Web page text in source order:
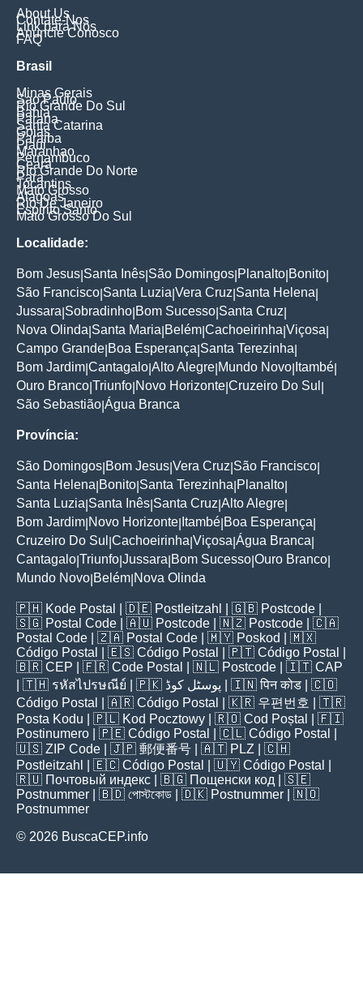
About Us
Contate-Nos
Link para Nós
Anuncie Conosco
FAQ
Brasil
Minas Gerais
Sao Paulo
Rio Grande Do Sul
Bahia
Parana
Santa Catarina
Goias
Paraiba
Piaui
Maranhao
Pernambuco
Ceara
Rio Grande Do Norte
Para
Tocantins
Mato Grosso
Alagoas
Rio De Janeiro
Espirito Santo
Mato Grosso Do Sul
Localidade:
Bom Jesus Santa Inês São Domingos Planalto Bonito
São Francisco Santa Luzia Vera Cruz Santa Helena
Jussara Sobradinho Bom Sucesso Santa Cruz
Nova Olinda Santa Maria Belém Cachoeirinha Viçosa
Campo Grande Boa Esperança Santa Terezinha
Bom Jardim Cantagalo Alto Alegre Mundo Novo Itambé
Ouro Branco Triunfo Novo Horizonte Cruzeiro Do Sul
São Sebastião Água Branca
Província:
São Domingos Bom Jesus Vera Cruz São Francisco
Santa Helena Bonito Santa Terezinha Planalto
Santa Luzia Santa Inês Santa Cruz Alto Alegre
Bom Jardim Novo Horizonte Itambé Boa Esperança
Cruzeiro Do Sul Cachoeirinha Viçosa Água Branca
Cantagalo Triunfo Jussara Bom Sucesso Ouro Branco
Mundo Novo Belém Nova Olinda
🇵🇭 Kode Postal | 🇩🇪 Postleitzahl | 🇬🇧 Postcode
🇸🇬 Postal Code | 🇦🇺 Postcode | 🇳🇿 Postcode | 🇨🇦
Postal Code | 🇿🇦 Postal Code | 🇲🇾 Poskod
| 🇲🇽
Código Postal
| 🇪🇸 Código Postal | 🇵🇹 Código Postal
🇧🇷 CEP | 🇫🇷 Code Postal | 🇳🇱 Postcode | 🇮🇹 CAP
| 🇹🇭 รหัสไปรษณีย์ | 🇵🇰 پوسٹل کوڈ | 🇮🇳पिन कोड | 🇨🇴
Código Postal
| 🇦🇷 Código Postal | 🇰🇷 우편번호
| 🇹🇷
Posta Kodu | 🇵🇱 Kod Pocztowy | 🇷🇴 Cod Poștal
| 🇫🇮
Postinumero | 🇵🇪 Código Postal | 🇨🇱 Código Postal
🇺🇸 ZIP Code | 🇯🇵 郵便番号 | 🇦🇹 PLZ | 🇨🇭
Postleitzahl
| 🇪🇨 Código Postal | 🇺🇾 Código Postal
🇷🇺 Почтовый индекс | 🇧🇬 Пощенски код | 🇸🇪
Postnummer | 🇧🇩 পোস্টকোড | 🇩🇰 Postnummer | 🇳🇴
Postnummer
© 2026 BuscaCEP.info